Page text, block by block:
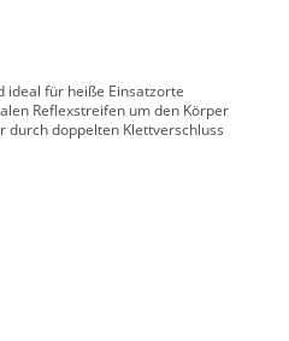
ideal für heiße Einsatzorte
Reflexstreifen um den Körper
durch doppelten Klettverschluss
grün| rot